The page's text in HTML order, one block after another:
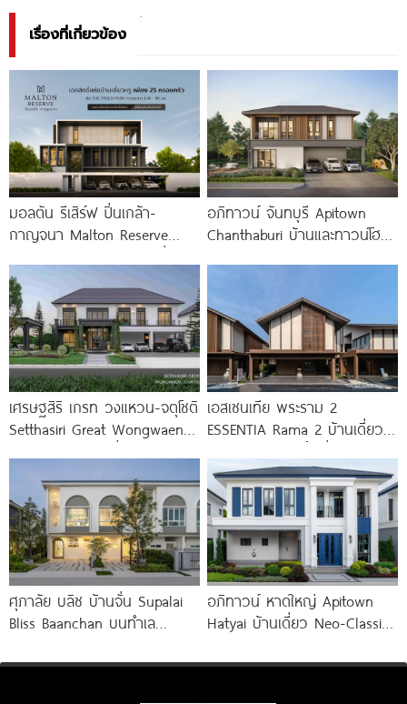
เรื่องที่เกี่ยวข้อง
มอลตัน รีเสิร์ฟ ปิ่นเกล้า-
กาญจนา Malton Reserve
เป็นส่วนตัวเพียง 25 ครอบครัว
อภิทาวน์ จันทบุรี Apitown
Chanthaburi บ้านและทาวน์โฮม
เศรษฐสิริ เกรท วงแหวน-จตุโชติ
Setthasiri Great Wongwaen-
เอสเซนเทีย พระราม 2
ESSENTIA Rama 2 บ้านเดี่ยว
กว่า 11
ศุภาลัย บลิซ บ้านจั่น Supalai
Bliss Baanchan บนทำเล
เพียง 200
อภิทาวน์ หาดใหญ่ Apitown
Hatyai บ้านเดี่ยว Neo-Classic
ม.หาดใหญ่ 10